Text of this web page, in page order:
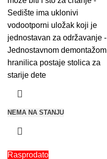
Sedište ima uklonivi
vodootporni uložak koji je
jednostavan za održavanje -
Jednostavnom demontažom
hranilica postaje stolica za
starije dete
NEMA NA STANJU
Rasprodato